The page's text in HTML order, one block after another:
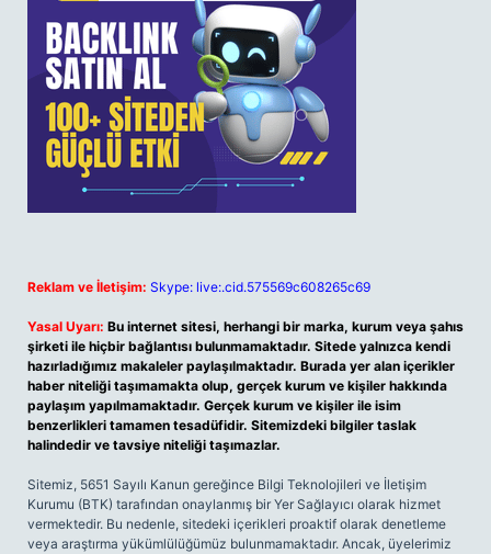
Reklam ve İletişim: Skype: live:.cid.575569c608265c69
Yasal Uyarı: Bu internet sitesi, herhangi bir marka, kurum veya şahıs
şirketi ile hiçbir bağlantısı bulunmamaktadır. Sitede yalnızca kendi
hazırladığımız makaleler paylaşılmaktadır. Burada yer alan içerikler
haber niteliği taşımamakta olup, gerçek kurum ve kişiler hakkında
paylaşım yapılmamaktadır. Gerçek kurum ve kişiler ile isim
benzerlikleri tamamen tesadüfidir. Sitemizdeki bilgiler taslak
halindedir ve tavsiye niteliği taşımazlar.
Sitemiz, 5651 Sayılı Kanun gereğince Bilgi Teknolojileri ve İletişim
Kurumu (BTK) tarafından onaylanmış bir Yer Sağlayıcı olarak hizmet
vermektedir. Bu nedenle, sitedeki içerikleri proaktif olarak denetleme
veya araştırma yükümlülüğümüz bulunmamaktadır. Ancak, üyelerimiz